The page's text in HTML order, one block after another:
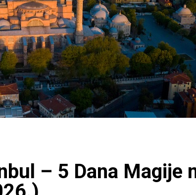
– 5 Dana Magije